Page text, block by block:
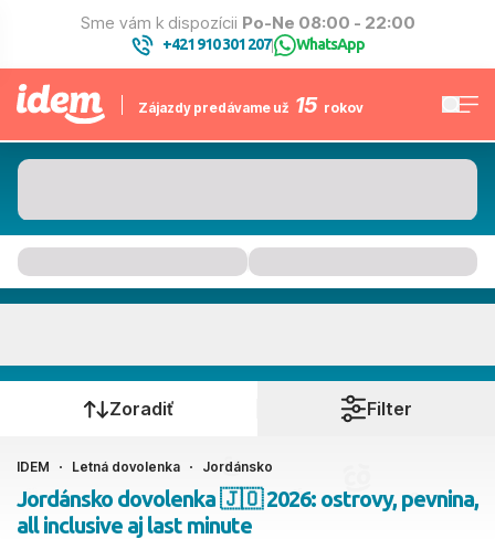
Sme vám k dispozícii Po-Ne 08:00 - 22:00
+421 910 301 207| WhatsApp
Zájazdy predávame už 15 rokov
Kedy cestujete?
Ako cestujete?
Zoradiť Filter
IDEM Letná dovolenka Jordánsko
Jordánsko dovolenka 🇯🇴 2026: ostrovy, pevnina,
all inclusive aj last minute